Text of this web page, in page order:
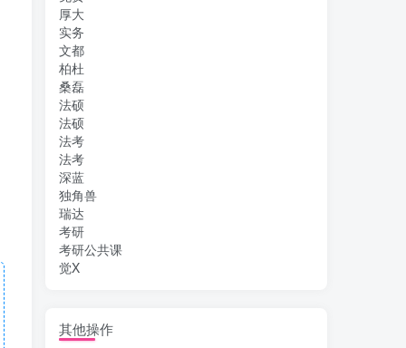
厚大
实务
文都
柏杜
桑磊
法硕
法硕
法考
法考
深蓝
独角兽
瑞达
考研
考研公共课
觉X
其他操作